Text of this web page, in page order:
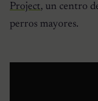
Project, un centro
perros mayores.